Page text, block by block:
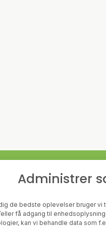
Administrer
de bedste oplevelser bruger vi
få adgang til
kan vi behandle data som